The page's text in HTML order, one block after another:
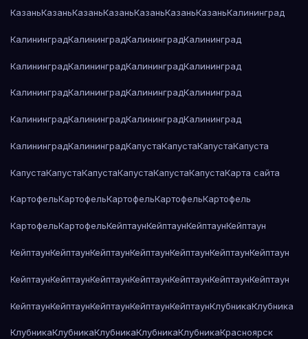
КазаньКазаньКазаньКазаньКазаньКазаньКазаньКалининград
КалининградКалининградКалининградКалининград
КалининградКалининградКалининградКалининград
КалининградКалининградКалининградКалининград
КалининградКалининградКалининградКалининград
КалининградКалининградКапустаКапустаКапустаКапуста
КапустаКапустаКапустаКапустаКапустаКапустаКарта сайта
КартофельКартофельКартофельКартофельКартофель
КартофельКартофельКейптаунКейптаунКейптаунКейптаун
КейптаунКейптаунКейптаунКейптаунКейптаунКейптаунКейптаун
КейптаунКейптаунКейптаунКейптаунКейптаунКейптаунКейптаун
КейптаунКейптаунКейптаунКейптаунКейптаунКлубникаКлубника
КлубникаКлубникаКлубникаКлубникаКлубникаКрасноярск